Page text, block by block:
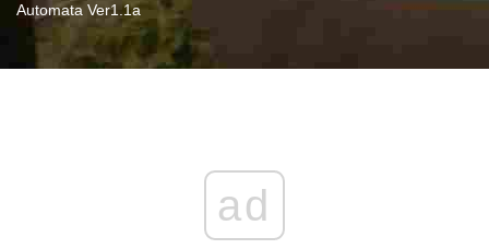
Automata Ver1.1a
ad